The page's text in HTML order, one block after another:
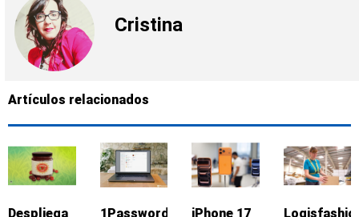
Cristina
Artículos relacionados
Despliega
1Password:
iPhone 17